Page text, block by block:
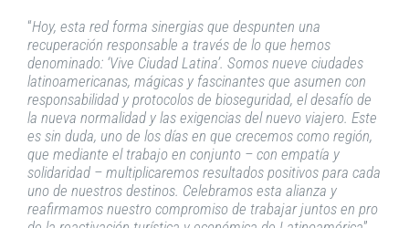
“Hoy, esta red forma sinergias que despunten una
recuperación responsable a través de lo que hemos
denominado: ‘Vive Ciudad Latina’. Somos nueve ciudades
latinoamericanas, mágicas y fascinantes que asumen con
responsabilidad y protocolos de bioseguridad, el desafío de
la nueva normalidad y las exigencias del nuevo viajero. Este
es sin duda, uno de los días en que crecemos como región,
que mediante el trabajo en conjunto – con empatía y
solidaridad – multiplicaremos resultados positivos para cada
uno de nuestros destinos. Celebramos esta alianza y
reafirmamos nuestro compromiso de trabajar juntos en pro